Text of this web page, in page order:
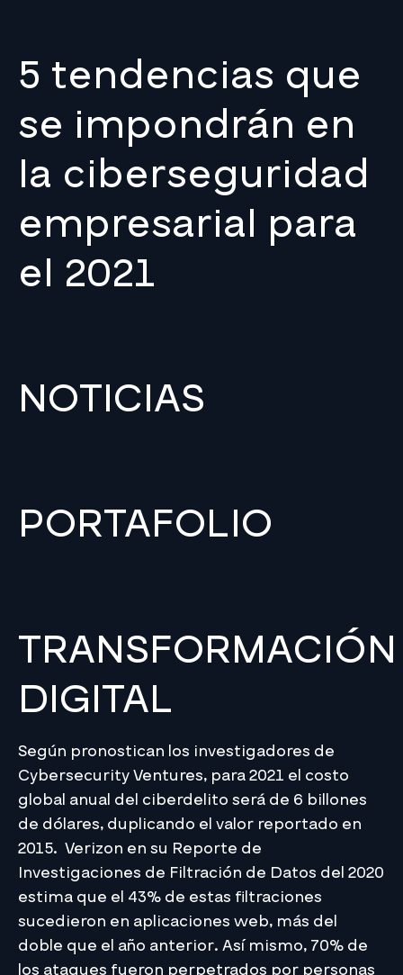
5 tendencias que
se impondrán en
la ciberseguridad
empresarial para
el 2021
NOTICIAS
PORTAFOLIO
TRANSFORMACIÓN
DIGITAL
Según pronostican los investigadores de
Cybersecurity Ventures, para 2021 el costo
global anual del ciberdelito será de 6 billones
de dólares, duplicando el valor reportado en
2015. Verizon en su Reporte de
Investigaciones de Filtración de Datos del 2020
estima que el 43% de estas filtraciones
sucedieron en aplicaciones web, más del
doble que el año anterior. Así mismo, 70% de
los ataques fueron perpetrados por personas